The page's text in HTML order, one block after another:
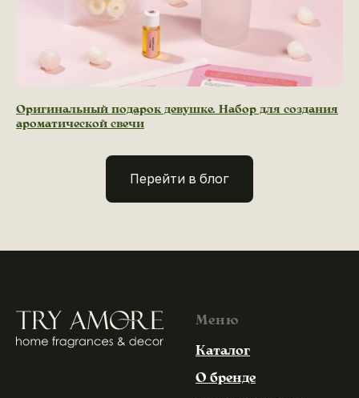
Оригинальный подарок девушке. Набор для создания
ароматической свечи
Перейти в блог
Меню
Каталог
О бренде